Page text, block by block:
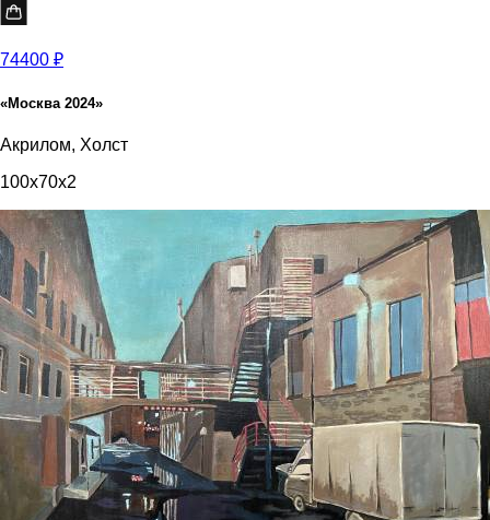
74400 ₽
«Москва 2024»
Акрилом, Холст
100x70x2